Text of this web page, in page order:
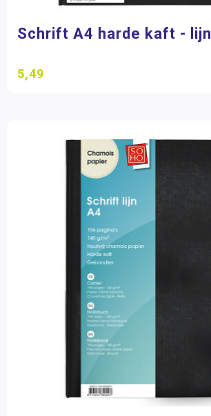
Schrift A4 harde kaft -
5,49